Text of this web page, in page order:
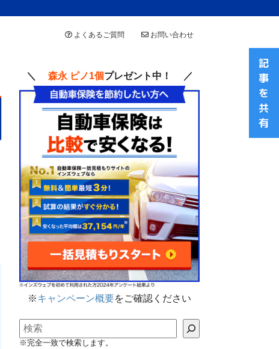
よくあるご質問 お問い合わせ
＼ 森永 ピノ1個プレゼント中！ ／
※キャンペーン概要をご確認ください
検索
※完全一致で検索します。